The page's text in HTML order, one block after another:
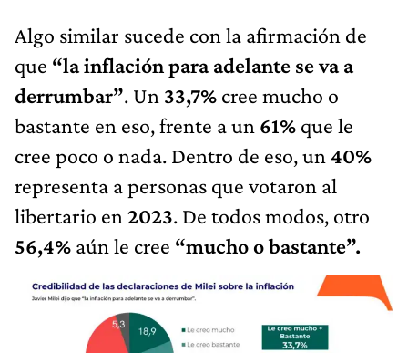
Algo similar sucede con la afirmación de
que “la inflación para adelante se va a
derrumbar”. Un 33,7% cree mucho o
bastante en eso, frente a un 61% que le
cree poco o nada. Dentro de eso, un 40%
representa a personas que votaron al
libertario en 2023. De todos modos, otro
56,4% aún le cree “mucho o bastante”.